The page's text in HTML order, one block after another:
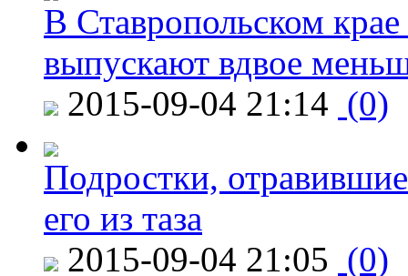
В Ставропольском
выпускают вдвое
2015-09-04 21:14 (0)
Подростки,
его из таза
2015-09-04 21:05 (0)